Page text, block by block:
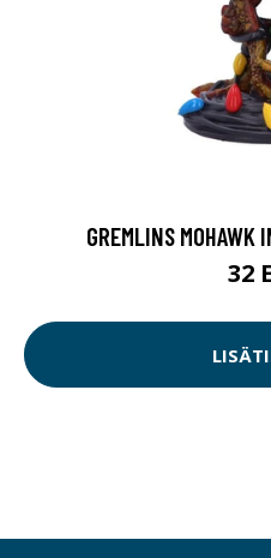
GREMLINS MOHAWK
32